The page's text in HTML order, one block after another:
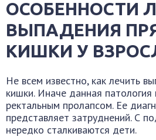
ОСОБЕННОСТИ
ВЫПАДЕНИЯ
КИШКИ У
Не всем известно, как лечить
кишки. Иначе данная патология
ректальным пролапсом. Ее
представляет затруднений. С
нередко сталкиваются дети.